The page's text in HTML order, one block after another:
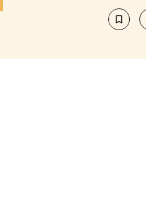
bookmark_border